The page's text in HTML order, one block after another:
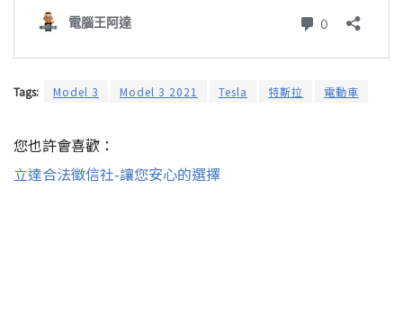
Tags: Model 3 Model 3 2021 Tesla 特斯拉 電動車
您也許會喜歡：
立達合法徵信社-讓您安心的選擇